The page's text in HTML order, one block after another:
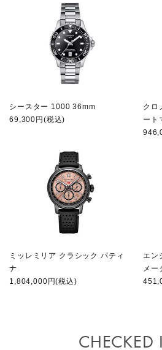
シースター 1000 36mm
69,300円(税込)
クロ
ート
ミッレミリア クラシック パティ
ナ
1,804,000円(税込)
エン
メー
CHECKED